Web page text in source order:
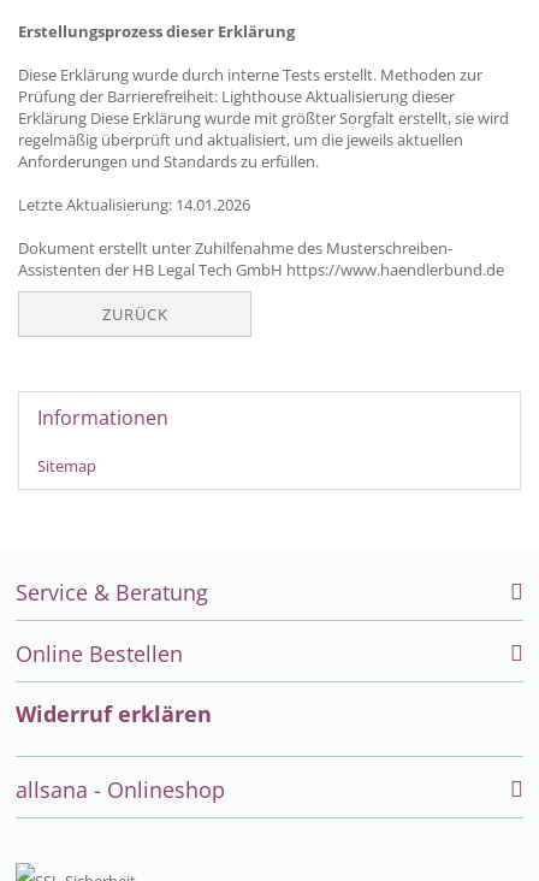
Erstellungsprozess dieser Erklärung
Diese Erklärung wurde durch interne Tests erstellt. Methoden zur
Prüfung der Barrierefreiheit: Lighthouse Aktualisierung dieser
Erklärung Diese Erklärung wurde mit größter Sorgfalt erstellt, sie wird
regelmäßig überprüft und aktualisiert, um die jeweils aktuellen
Anforderungen und Standards zu erfüllen.
Letzte Aktualisierung: 14.01.2026
Dokument erstellt unter Zuhilfenahme des Musterschreiben-
Assistenten der HB Legal Tech GmbH https://www.haendlerbund.de
ZURÜCK
Informationen
Sitemap
Service & Beratung
Online Bestellen
Widerruf erklären
allsana - Onlineshop